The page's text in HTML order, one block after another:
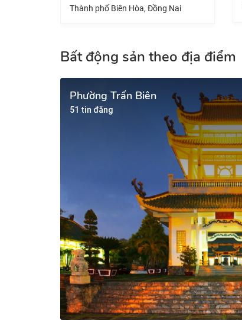
Huyện Nhơn Trạch, Đồng Nai
Bất động sản theo địa điểm
Phường Trấn Biên
51 tin đăng